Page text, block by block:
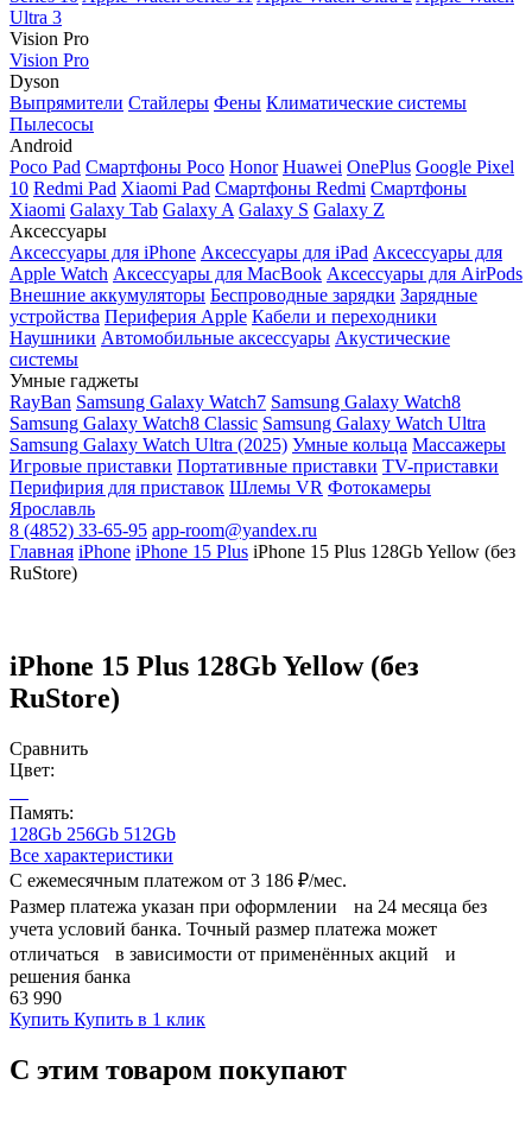
Ultra 3
Vision Pro
Vision Pro
Dyson
Выпрямители Стайлеры Фены Климатические системы
Пылесосы
Android
Poco Pad Смартфоны Poco Honor Huawei OnePlus Google Pixel
10 Redmi Pad Xiaomi Pad Смартфоны Redmi Смартфоны
Xiaomi Galaxy Tab Galaxy A Galaxy S Galaxy Z
Аксессуары
Аксессуары для iPhone Аксессуары для iPad Аксессуары для
Apple Watch Аксессуары для MacBook Аксессуары для AirPods
Внешние аккумуляторы Беспроводные зарядки Зарядные
устройства Периферия Apple Кабели и переходники
Наушники Автомобильные аксессуары Акустические
системы
Умные гаджеты
RayBan Samsung Galaxy Watch7 Samsung Galaxy Watch8
Samsung Galaxy Watch8 Classic Samsung Galaxy Watch Ultra
Samsung Galaxy Watch Ultra (2025) Умные кольца Массажеры
Игровые приставки Портативные приставки TV-приставки
Перифирия для приставок Шлемы VR Фотокамеры
Ярославль
8 (4852) 33-65-95 app-room@yandex.ru
Главная iPhone iPhone 15 Plus iPhone 15 Plus 128Gb Yellow (без
RuStore)
iPhone 15 Plus 128Gb Yellow (без
RuStore)
Сравнить
Цвет:
Память:
128Gb 256Gb 512Gb
Все характеристики
С ежемесячным платежом от 3 186 ₽/мес.
Размер платежа указан при оформлении на 24 месяца без
учета условий банка. Точный размер платежа может
отличаться в зависимости от применённых акций и
решения банка
63 990
Купить Купить в 1 клик
С этим товаром покупают